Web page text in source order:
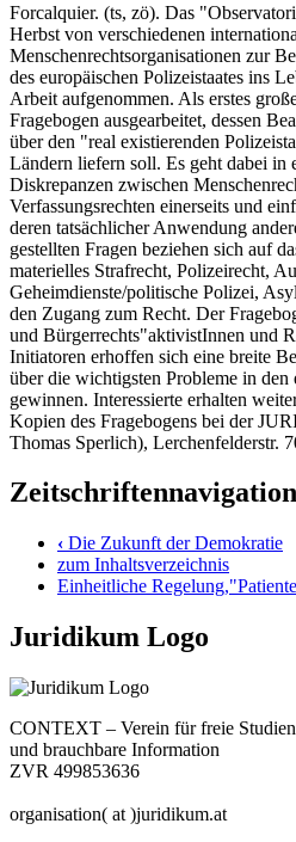
Forcalquier. (ts, zö). Das
Herbst von verschiedenen
Menschenrechtsorganisationen zur
des europäischen Polizeistaates ins
Arbeit aufgenommen. Als erstes
Fragebogen ausgearbeitet, dessen
über den "real existierenden
Ländern liefern soll. Es geht dabei in
Diskrepanzen zwischen
Verfassungsrechten einerseits und
deren tatsächlicher Anwendung
gestellten Fragen beziehen sich auf
materielles Strafrecht, Polizeirecht,
Geheimdienste/politische Polizei,
den Zugang zum Recht. Der
und Bürgerrechts"aktivistInnen und
Initiatoren erhoffen sich eine breite
über die wichtigsten Probleme in den
gewinnen. Interessierte erhalten
Kopien des Fragebogens bei der
Thomas Sperlich), Lerchenfelderstr.
Zeitschriftennavigation
‹ Die Zukunft der Demokratie
zum Inhaltsverzeichnis
Einheitliche
Juridikum Logo
CONTEXT – Verein für freie Studien
und brauchbare Information
ZVR 499853636
organisation( at )juridikum.at